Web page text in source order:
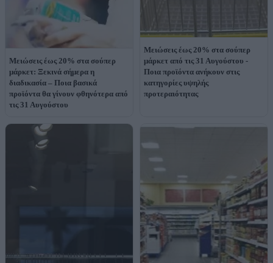
Μειώσεις έως 20% στα σούπερ
μάρκετ: Ξεκινά σήμερα η
διαδικασία – Ποια βασικά
προϊόντα θα γίνουν φθηνότερα από
τις 31 Αυγούστου
Μειώσεις έως 20% στα σούπερ
μάρκετ από τις 31 Αυγούστου -
Ποια προϊόντα ανήκουν στις
κατηγορίες υψηλής
προτεραιότητας